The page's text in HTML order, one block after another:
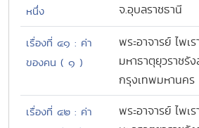
หนึ่ง
จ.อุบลราชธานี
เรื่องที่ ๔๑ : ค่า
ของคน ( ๑ )
พระอาจารย์ ไพเ
มหาธาตุยุวราชรั
กรุงเทพมหานคร
เรื่องที่ ๔๒ : ค่า
พระอาจารย์ ไพเ